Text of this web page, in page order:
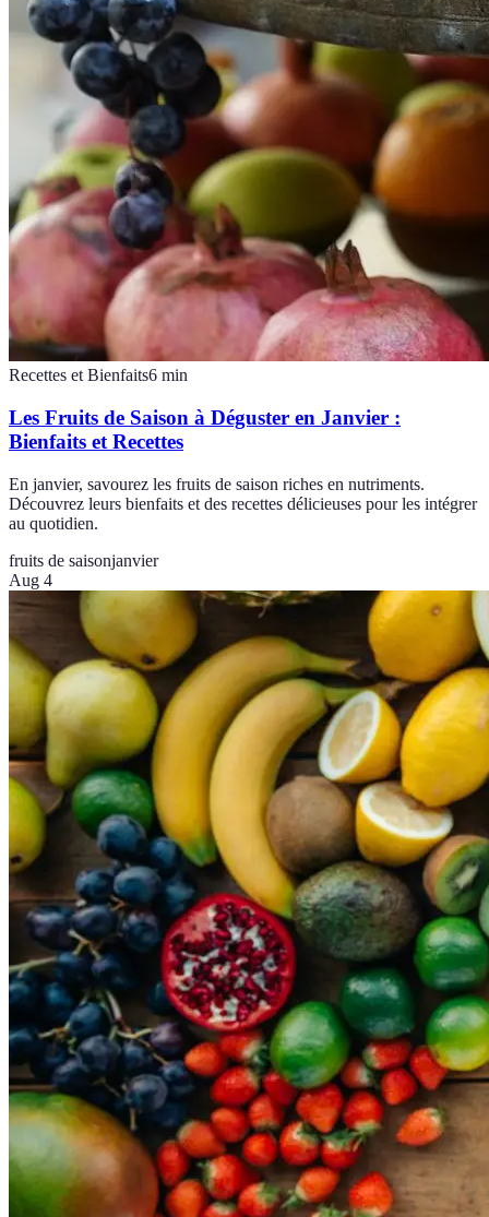
Recettes et Bienfaits6 min
Les Fruits de Saison à Déguster en Janvier :
Bienfaits et Recettes
En janvier, savourez les fruits de saison riches en nutriments.
Découvrez leurs bienfaits et des recettes délicieuses pour les intégrer
au quotidien.
fruits de saisonjanvier
Aug 4